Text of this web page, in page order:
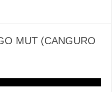
MUT (CANGURO